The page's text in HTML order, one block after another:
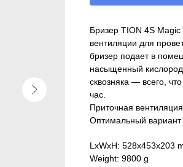
Бризер TION 4S Magic
вентиляции для
бризер подает в
насыщенный
сквозняка — всего,
час.
Приточная
Оптимальный
LxWxH: 528x453x203
Weight: 9800 g